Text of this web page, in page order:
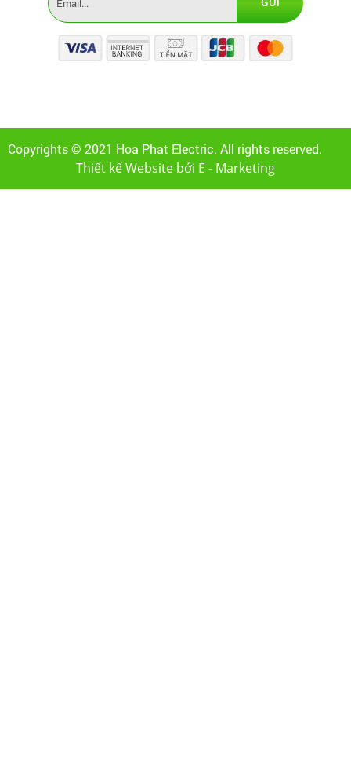
Copyrights © 2021 Hoa Phat Electric. All rights reserved.
Thiết kế Website bởi E - Marketing